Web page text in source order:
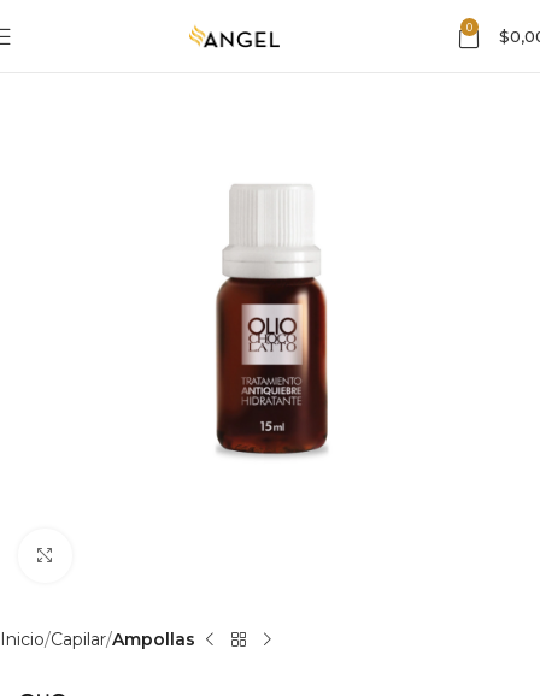
0 $
Inicio Capilar Ampollas